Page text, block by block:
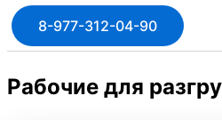
8-977-312-04-90
Рабочие для